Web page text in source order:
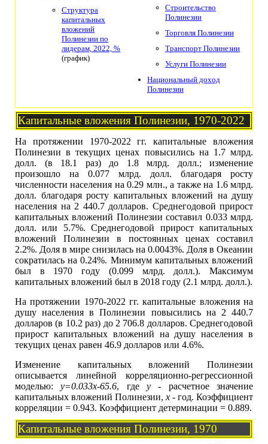
Структура
капитальных
вложений
Полинезии по
лидерам, 2022, %
(график)
Строительство
Полинезии
Торговля Полинезии
Транспорт Полинезии
Услуги Полинезии
Национальный доход
Полинезии
Капитальные вложения Полинезии, 1970-2022
На протяжении 1970-2022 гг. капитальные вложения
Полинезии в текущих ценах повысились на 1.7 млрд.
долл. (в 18.1 раз) до 1.8 млрд. долл.; изменение
произошло на 0.077 млрд. долл. благодаря росту
численности населения на 0.29 млн., а также на 1.6 млрд.
долл. благодаря росту капитальных вложений на душу
населения на 2 440.7 долларов. Среднегодовой прирост
капитальных вложений Полинезии составил 0.033 млрд.
долл. или 5.7%. Среднегодовой прирост капитальных
вложений Полинезии в постоянных ценах составил
2.2%. Доля в мире снизилась на 0.0043%. Доля в Океании
сократилась на 0.24%. Минимум капитальных вложений
был в 1970 году (0.099 млрд. долл.). Максимум
капитальных вложений был в 2018 году (2.1 млрд. долл.).
На протяжении 1970-2022 гг. капитальные вложения на
душу населения в Полинезии повысились на 2 440.7
долларов (в 10.2 раз) до 2 706.8 долларов. Среднегодовой
прирост капитальных вложений на душу населения в
текущих ценах равен 46.9 долларов или 4.6%.
Изменение капитальных вложений Полинезии
описывается линейной корреляционно-регрессионной
моделью:y=0.033x-65.6, гдеy - расчетное значение
капитальных вложений Полинезии, x - год. Коэффициент
корреляции = 0.943. Коэффициент детерминации = 0.889.
Капитальные вложения Полинезии, 1970